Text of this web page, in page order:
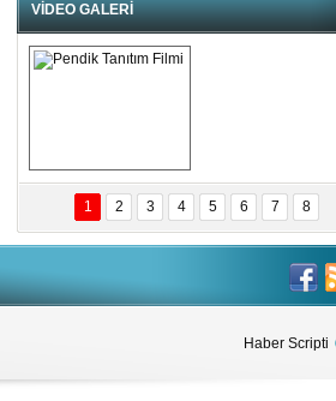
Fatma Saçak Akbulut
SANAL KERHANE!
Abbas Levent Ertekin
Sanal Medyanın Dijital Savaş Alanı
Ümit Kahyaoğlu
VİDEO GALERİ
Pendik Tanıtım
Filmi
1 2 3 4 5 6 7 8
Haber Scripti